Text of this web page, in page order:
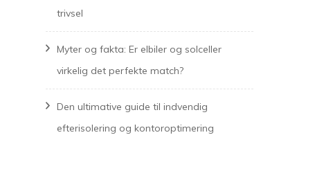
trivsel
Myter og fakta: Er elbiler og solceller
virkelig det perfekte match?
Den ultimative guide til indvendig
efterisolering og kontoroptimering